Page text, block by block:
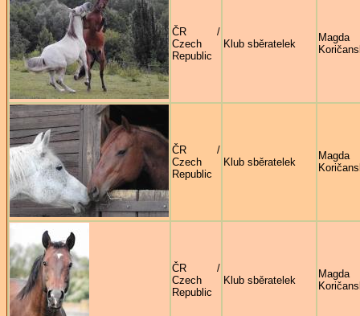
ČR /
Czech
Republic
Klub sběratelek
Magda
ČR /
Czech
Republic
Klub sběratelek
Magda
ČR /
Czech
Republic
Klub sběratelek
Magda